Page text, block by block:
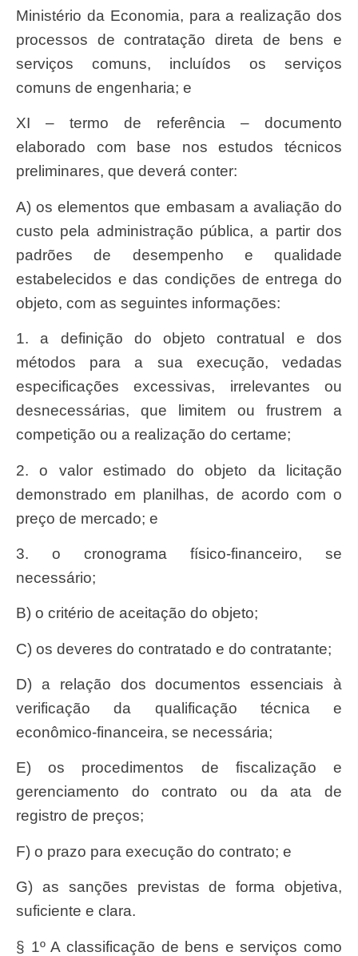
Ministério da Economia, para a realização dos
processos de contratação direta de bens e
serviços comuns, incluídos os serviços
comuns de engenharia; e
XI – termo de referência – documento
elaborado com base nos estudos técnicos
preliminares, que deverá conter:
a) os elementos que embasam a avaliação do
custo pela administração pública, a partir dos
padrões de desempenho e qualidade
estabelecidos e das condições de entrega do
objeto, com as seguintes informações:
1. a definição do objeto contratual e dos
métodos para a sua execução, vedadas
especificações excessivas, irrelevantes ou
desnecessárias, que limitem ou frustrem a
competição ou a realização do certame;
2. o valor estimado do objeto da licitação
demonstrado em planilhas, de acordo com o
preço de mercado; e
3. o cronograma físico-financeiro, se
necessário;
b) o critério de aceitação do objeto;
c) os deveres do contratado e do contratante;
d) a relação dos documentos essenciais à
verificação da qualificação técnica e
econômico-financeira, se necessária;
e) os procedimentos de fiscalização e
gerenciamento do contrato ou da ata de
registro de preços;
f) o prazo para execução do contrato; e
g) as sanções previstas de forma objetiva,
suficiente e clara.
§ 1º A classificação de bens e serviços como